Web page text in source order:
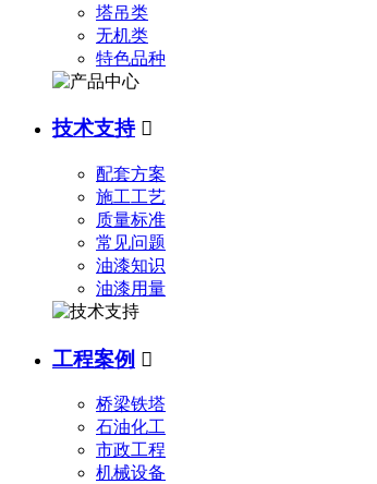
塔吊类
无机类
特色品种
技术支持 
配套方案
施工工艺
质量标准
常见问题
油漆知识
油漆用量
工程案例 
桥梁铁塔
石油化工
市政工程
机械设备